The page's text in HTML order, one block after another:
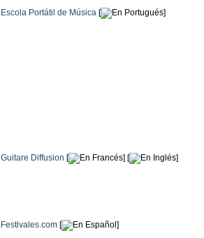
Escola Portátil de Música [ ]
Guitare Diffusion [ ] [ ]
Festivales.com [ ]